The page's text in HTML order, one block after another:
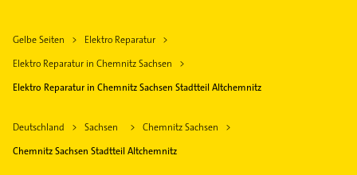
Gelbe Seiten
Elektro Reparatur
Elektro Reparatur in Chemnitz Sachsen
Elektro Reparatur in Chemnitz Sachsen Stadtteil Altchemnitz
Deutschland Sachsen
Chemnitz Sachsen
Chemnitz Sachsen Stadtteil Altchemnitz